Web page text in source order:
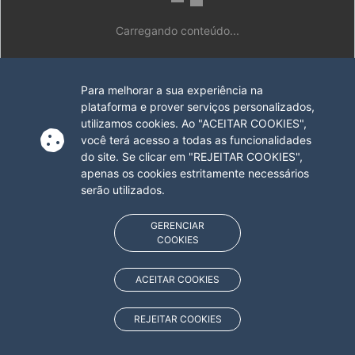
Para melhorar a sua experiência na
plataforma e prover serviços personalizados,
utilizamos cookies. Ao "ACEITAR COOKIES",
você terá acesso a todas as funcionalidades
do site. Se clicar em "REJEITAR COOKIES",
apenas os cookies estritamente necessários
serão utilizados.
GERENCIAR
COOKIES
ACEITAR COOKIES
REJEITAR COOKIES
Carregando conteúdo...